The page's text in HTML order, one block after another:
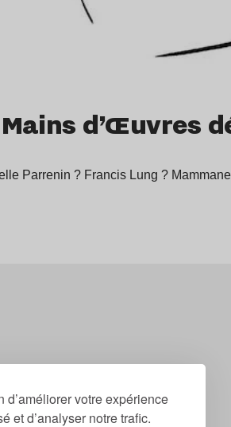
votre expérience
et d’analyser notre trafic.
d’Œuvres
Parrenin ? Francis Lung ?